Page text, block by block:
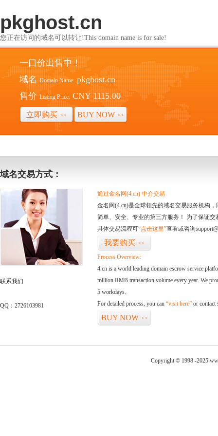
pkghost.cn
您正在访问的域名可以转让!This domain name is for sale!
一口价出售中！
域名 Domain Name: pkghost.cn
售价 Listing Price: CNY 1115.00
立即购买 >> BUY NOW >>
域名交易方式：
联系我们
QQ：2726103981
通过金名网(4.cn) 中介交易
金名网(4.cn)是全球领先的域名交易服务机构
简单、安全、专业的第三方服务！ 为了保证
具体交易流程可“点击这里”查看或咨询
我要购买 >>
Process Overview:
4.cn is a world leading domain escrow service
million RMB transaction volume every year. We
5 workdays.
For detailed process, you can “visit here” or contact
BUY NOW >>
Copyright © 1998 -2025